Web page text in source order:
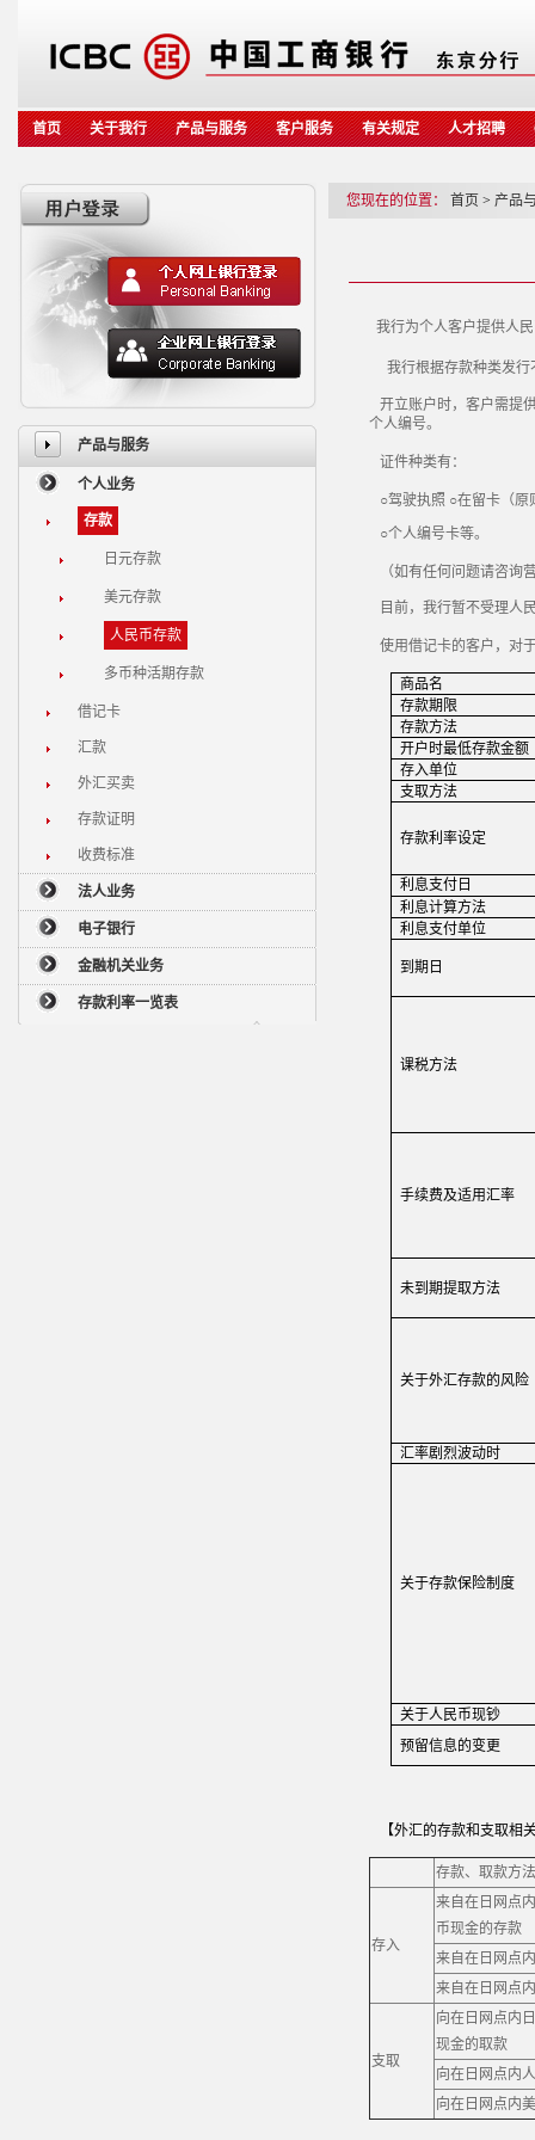
首页 关于我行 产品与服务 客户服务 有关规定 人才招聘
产品与服务
个人业务
存款
日元存款
美元存款
人民币存款
多币种活期存款
借记卡
汇款
外汇买卖
存款证明
收费标准
法人业务
电子银行
金融机关业务
存款利率一览表
您现在的位置： 首页 > 产品
我行为个人客户提供人民
我行根据存款种类发
开立账户时，客户需提
个人编号。
证件种类有：
○驾驶执照 ○在留卡（原
○个人编号卡等。
（如有任何问题请咨询
目前，我行暂不受理人
使用借记卡的客户，对
商品名
存款期限
存款方法
开户时最低存款金额
存入单位
支取方法
存款利率设定
利息支付日
利息计算方法
利息支付单位
到期日
课税方法
手续费及适用汇率
未到期提取方法
关于外汇存款的风险
汇率剧烈波动时
关于存款保险制度
关于人民币现钞
预留信息的变更
【外汇的存款和支取相
存款、取款方法
存入
来自在日网点
币现金的存款
来自在日网点
来自在日网点
支取
向在日网点内
现金的取款
向在日网点内
向在日网点内